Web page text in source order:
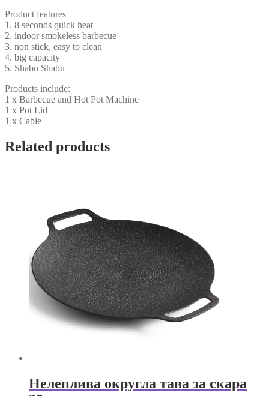
Product features
1. 8 seconds quick heat
2. indoor smokeless barbecue
3. non stick, easy to clean
4. big capacity
5. Shabu Shabu
Products include:
1 x Barbecue and Hot Pot Machine
1 x Pot Lid
1 x Cable
Related products
Нелеплива округла тава за скара